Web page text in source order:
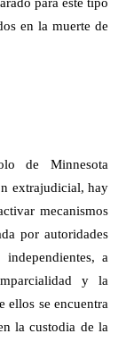
en la muerte de
de Minnesota
extrajudicial, hay
mecanismos
por autoridades
a
y la
ellos se encuentra
la custodia de la